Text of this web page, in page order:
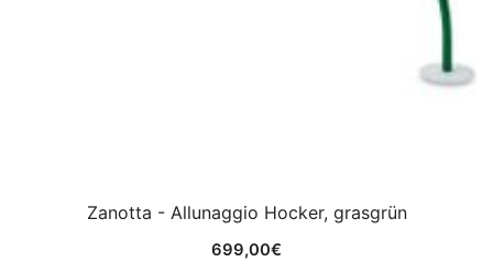
Zanotta - Allunaggio Hocker, grasgrün
699,00€